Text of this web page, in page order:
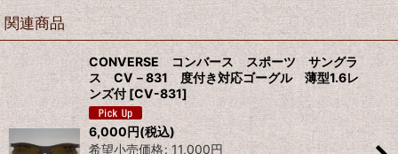
関連商品
CONVERSE コンバース スポーツ サングラ
ス CV－831 度付き対応ゴーグル 薄型1.6レ
ンズ付 [CV-831]
6,000円(税込)
希望小売価格: 11,000円